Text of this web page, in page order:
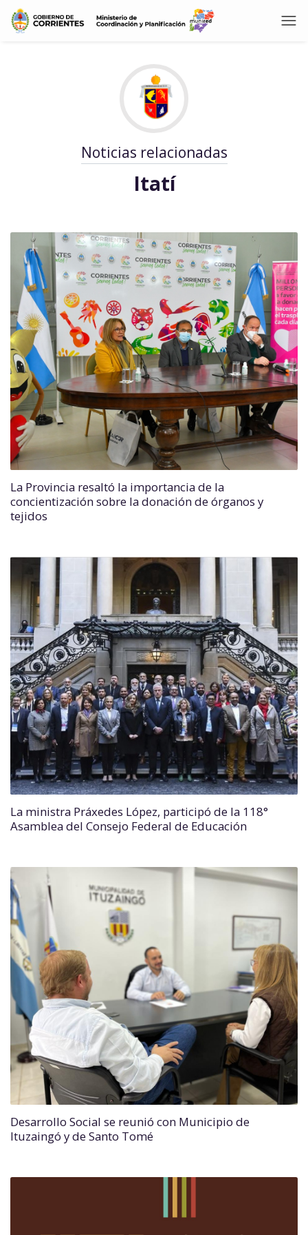
Noticias relacionadas
Itatí
La Provincia resaltó la importancia de la
concientización sobre la donación de órganos y
tejidos
La ministra Práxedes López, participó de la 118°
Asamblea del Consejo Federal de Educación
Desarrollo Social se reunió con Municipio de
Ituzaingó y de Santo Tomé